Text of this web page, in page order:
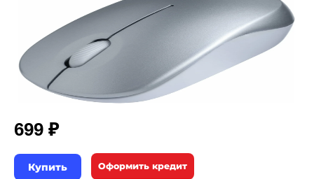
699 ₽
Купить Оформить кредит